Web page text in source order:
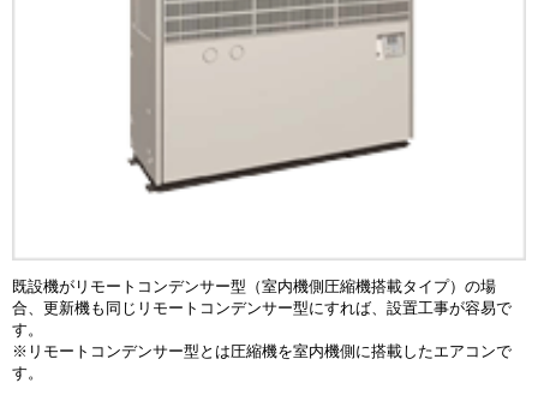
既設機がリモートコンデンサー型（室内機側圧縮機搭載タイプ）の場
合、更新機も同じリモートコンデンサー型にすれば、設置工事が容易で
す。
※リモートコンデンサー型とは圧縮機を室内機側に搭載したエアコンで
す。